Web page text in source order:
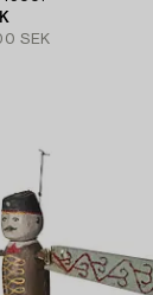
SEK